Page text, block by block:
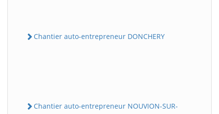
Chantier auto-entrepreneur DONCHERY
Chantier auto-entrepreneur NOUVION-SUR-